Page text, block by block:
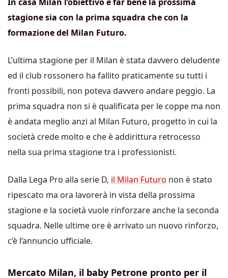
stagione sia con la prima squadra che con la
formazione del Milan Futuro.
L’ultima stagione per il Milan è stata davvero deludente
ed il club rossonero ha fallito praticamente su tutti i
fronti possibili, non poteva davvero andare peggio. La
prima squadra non si è qualificata per le coppe ma non
è andata meglio anzi al Milan Futuro, progetto in cui la
società crede molto e che è addirittura retrocesso
nella sua prima stagione tra i professionisti.
Dalla Lega Pro alla serie D, il Milan Futuro non è stato
ripescato ma ora lavorerà in vista della prossima
stagione e la società vuole rinforzare anche la seconda
squadra. Nelle ultime ore è arrivato un nuovo rinforzo,
c’è l’annuncio ufficiale.
Mercato Milan, il baby Petrone pronto per il